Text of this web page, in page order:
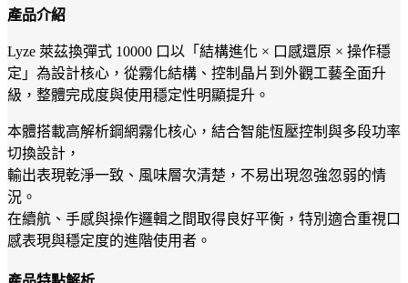
產品介紹
Lyze 萊茲換彈式 10000 口以「結構進化 × 口感還原 × 操作穩
定」為設計核心，從霧化結構、控制晶片到外觀工藝全面升
級，整體完成度與使用穩定性明顯提升。
本體搭載高解析鋼網霧化核心，結合智能恆壓控制與多段功率
切換設計，
輸出表現乾淨一致、風味層次清楚，不易出現忽強忽弱的情
況。
在續航、手感與操作邏輯之間取得良好平衡，特別適合重視口
感表現與穩定度的進階使用者。